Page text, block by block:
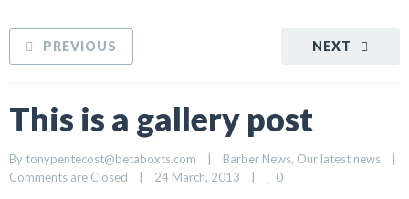
NEXT
PREVIOUS
This is a gallery post
By tonypentecost@betaboxts.com Barber News, Our latest news
Comments are Closed
24 March, 2013 0